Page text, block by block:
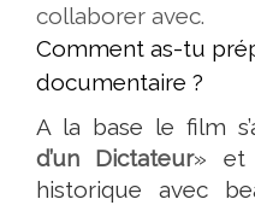
collaborer avec.
Comment as-tu
documentaire ?
A la base le film
d’un Dictateur» et
historique avec